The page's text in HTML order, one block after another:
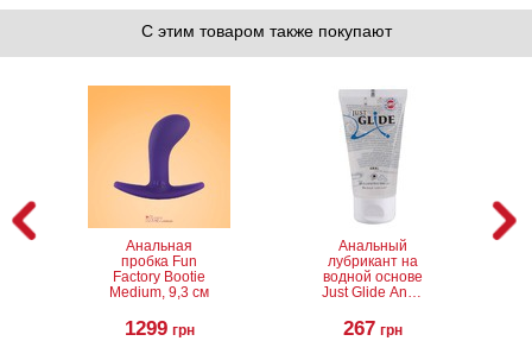
С этим товаром также покупают
Анальная
пробка Fun
Factory Bootie
Medium, 9,3 см
1299 грн
Анальный
лубрикант на
водной основе
Just Glide Anal,
267 грн